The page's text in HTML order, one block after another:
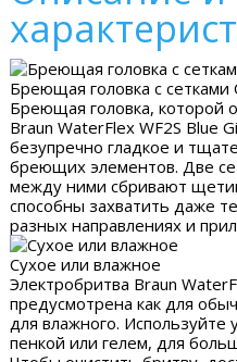
Бреющая головка с сетками
Бреющая головка, которой
Braun WaterFlex WF2S Blue
безупречно гладкое и
бреющих элементов. Две
между ними сбривают
способны захватить даже
разных направлениях и
Сухое или влажное
Электробритва Braun
предусмотрена как для
для влажного.
пенкой или гелем, для